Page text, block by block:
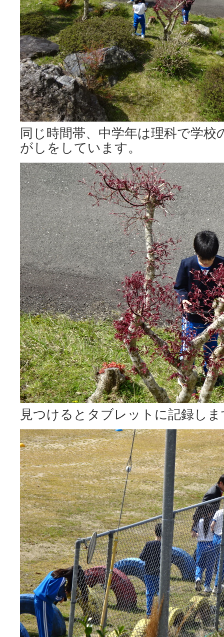
同じ時間帯、中学年は理科で学校
がしをしています。
見つけるとタブレットに記録し